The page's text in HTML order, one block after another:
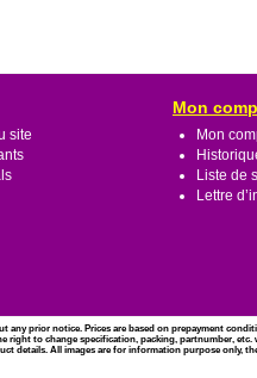
site
Mon
Mon
Liste de
Lettre
any prior notice. Prices are based on prepayment
right to change specification, packing, partnumber,
All images are for information purpose only,